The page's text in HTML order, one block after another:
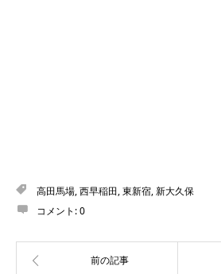
高田馬場,西早稲田,東新宿,新大久保
コメント:0